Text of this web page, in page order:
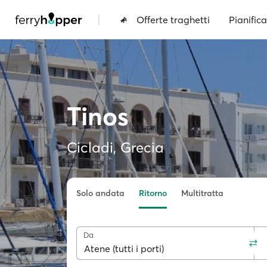
| Offerte traghetti Pianifica
Tinos
Cicladi, Grecia
Solo andata Ritorno Multitratta
Da